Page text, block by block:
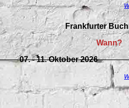
Frankfurter
Wann?
07. - 11. Oktober 2026